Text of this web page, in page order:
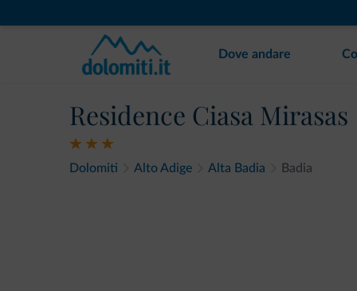
Dove andare
Residence Ciasa Mirasas
Dolomiti Alto Adige Alta Badia Badia